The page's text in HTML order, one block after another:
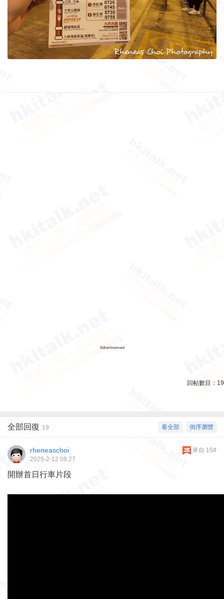
Advertisement
回帖數目： 19
倒序瀏覽
看全部
全部回復 19
來自 15#
rheneaschoi
2025-2-12 08:27
開辦首日行車片段